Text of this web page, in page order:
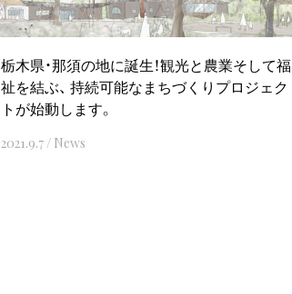
栃木県・那須の地に誕生！観光と農業そして福
祉を結ぶ、 持続可能なまちづくりプロジェク
トが始動します。
2021.9.7 / News